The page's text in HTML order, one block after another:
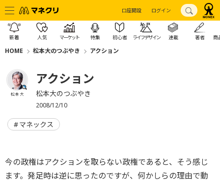
口座開設 ログイン
新着 人気 マーケット 特集 初心者 ライフデザイン 連載 著者 商
HOME 松本大のつぶやき アクション
松本 大
アクション
松本大のつぶやき
2008/12/10
マネックス
今の政権はアクションを取らない政権であると、そう感じ
ます。発足時は逆に思ったのですが、何かしらの理由で動